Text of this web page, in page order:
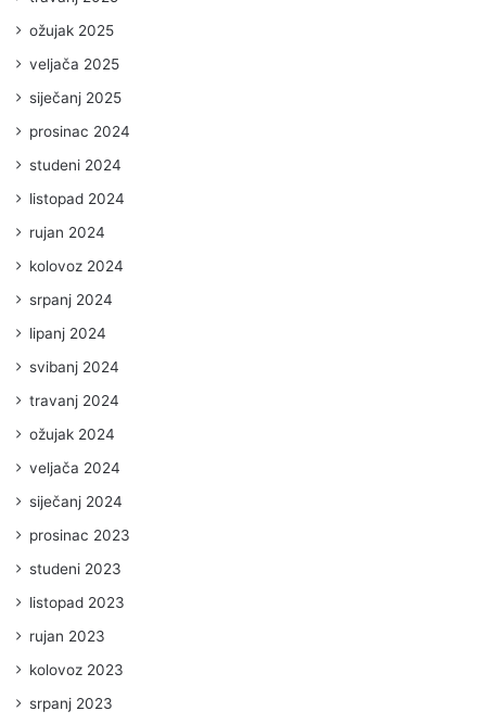
ožujak 2025
veljača 2025
siječanj 2025
prosinac 2024
studeni 2024
listopad 2024
rujan 2024
kolovoz 2024
srpanj 2024
lipanj 2024
svibanj 2024
travanj 2024
ožujak 2024
veljača 2024
siječanj 2024
prosinac 2023
studeni 2023
listopad 2023
rujan 2023
kolovoz 2023
srpanj 2023